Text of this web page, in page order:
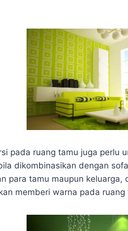
pada ruang tamu juga perlu
dikombinasikan dengan
para tamu maupun
memberi warna pada ruang